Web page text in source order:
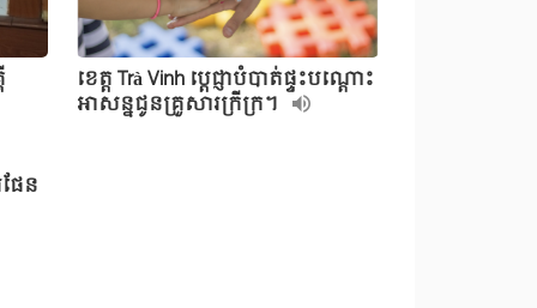
ខេត្ត Trà Vinh ប្ដេជ្ញាបំបាត់ផ្ទះបណ្តោះ
អាសន្នជូនគ្រួសារក្រីក្រ។
ែន